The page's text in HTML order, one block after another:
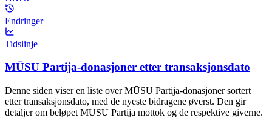
Endringer
Tidslinje
MŪSU Partija-donasjoner etter transaksjonsdato
Denne siden viser en liste over MŪSU Partija-donasjoner sortert
etter transaksjonsdato, med de nyeste bidragene øverst. Den gir
detaljer om beløpet MŪSU Partija mottok og de respektive giverne.